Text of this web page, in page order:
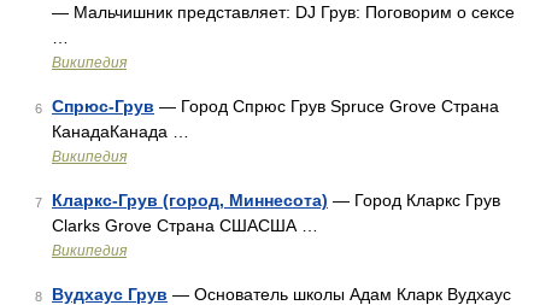
— Мальчишник представляет: DJ Грув: Поговорим о сексе
Википедия
6 Спрюс-Грув — Город Спрюс Грув Spruce Grove Страна
КанадаКанада …
Википедия
7 Кларкс-Грув (город, Миннесота) — Город Кларкс Грув
Clarks Grove Страна СШАСША …
Википедия
8 Вудхаус Грув — Основатель школы Адам Кларк Вудхаус